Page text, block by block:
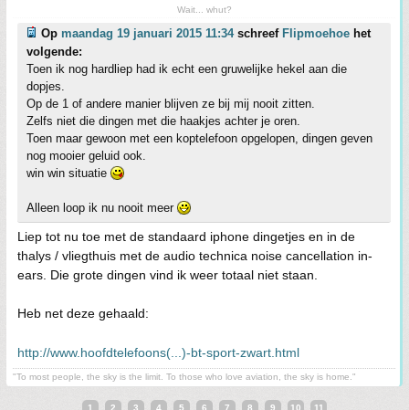
Wait... whut?
Op maandag 19 januari 2015 11:34schreef Flipmoehoe het
volgende:
Toen ik nog hardliep had ik echt een gruwelijke hekel aan die
dopjes.
Op de 1 of andere manier blijven ze bij mij nooit zitten.
Zelfs niet die dingen met die haakjes achter je oren.
Toen maar gewoon met een koptelefoon opgelopen, dingen geven
nog mooier geluid ook.
win win situatie
Alleen loop ik nu nooit meer
Liep tot nu toe met de standaard iphone dingetjes en in de
thalys / vliegthuis met de audio technica noise cancellation in-
ears. Die grote dingen vind ik weer totaal niet staan.
Heb net deze gehaald:
http://www.hoofdtelefoons(...)-bt-sport-zwart.html
"To most people, the sky is the limit. To those who love aviation, the sky is home."
1 2 3 4 5 6 7 8 9 10 11